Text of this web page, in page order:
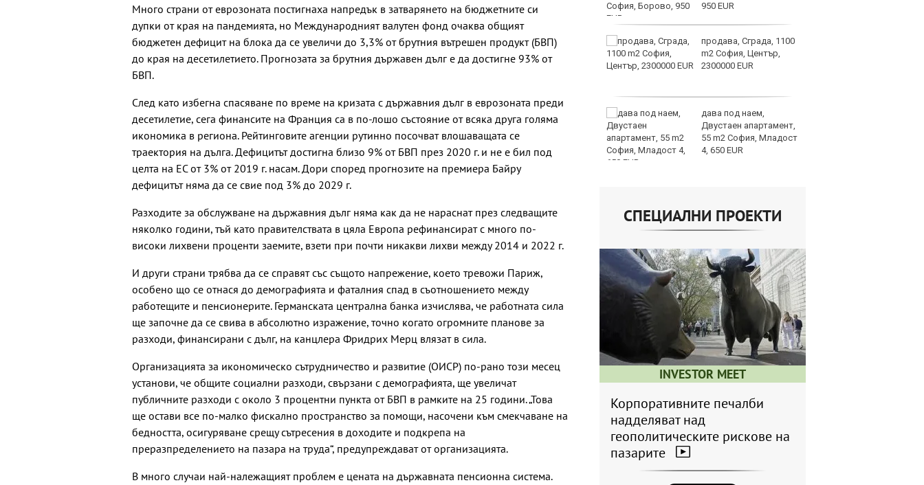
Много страни от еврозоната постигнаха напредък в затварянето на бюджетните си
дупки от края на пандемията, но Международният валутен фонд очаква общият
бюджетен дефицит на блока да се увеличи до 3,3% от брутния вътрешен продукт (БВП)
до края на десетилетието. Прогнозата за брутния държавен дълг е да достигне 93% от
БВП.
След като избегна спасяване по време на кризата с държавния дълг в еврозоната преди
десетилетие, сега финансите на Франция са в по-лошо състояние от всяка друга голяма
икономика в региона. Рейтинговите агенции рутинно посочват влошаващата се
траектория на дълга. Дефицитът достигна близо 9% от БВП през 2020 г. и не е бил под
целта на ЕС от 3% от 2019 г. насам. Дори според прогнозите на премиера Байру
дефицитът няма да се свие под 3% до 2029 г.
Разходите за обслужване на държавния дълг няма как да не нараснат през следващите
няколко години, тъй като правителствата в цяла Европа рефинансират с много по-
високи лихвени проценти заемите, взети при почти никакви лихви между 2014 и 2022 г.
И други страни трябва да се справят със същото напрежение, което тревожи Париж,
особено що се отнася до демографията и фаталния спад в съотношението между
работещите и пенсионерите. Германската централна банка изчислява, че работната сила
ще започне да се свива в абсолютно изражение, точно когато огромните планове за
разходи, финансирани с дълг, на канцлера Фридрих Мерц влязат в сила.
Организацията за икономическо сътрудничество и развитие (ОИСР) по-рано този месец
установи, че общите социални разходи, свързани с демографията, ще увеличат
публичните разходи с около 3 процентни пункта от БВП в рамките на 25 години. „Това
ще остави все по-малко фискално пространство за помощи, насочени към смекчаване на
бедността, осигуряване срещу сътресения в доходите и подкрепа на
преразпределението на пазара на труда“, предупреждават от организацията.
В много случаи най-належащият проблем е цената на държавната пенсионна система.
Фестивал на етносите
завладява Варна днес
и утре
пострадали при
катастрофи у нас за
последните 24 часа
950 EUR
продава, Сграда, 1100
m2 София, Център,
2300000 EUR
дава под наем,
Двустаен апартамент,
55 m2 София, Младост
4, 650 EUR
СПЕЦИАЛНИ ПРОЕКТИ
INVESTOR MEET
Корпоративните печалби
надделяват над
геополитическите рискове на
пазарите